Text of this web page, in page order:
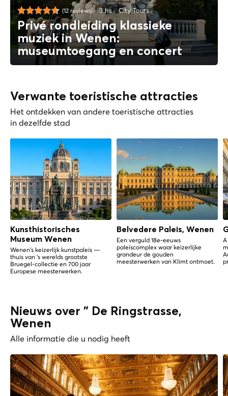
(12 reviews) 3 hs City Tours
Privé rondleiding klassieke
muziek in Wenen:
museumtoegang en concert
Verwante toeristische attracties
Het ontdekken van andere toeristische attracties
in dezelfde stad
Kunsthistorisches
Museum Wenen
Wenen's keizerlijk kunstpaleis —
thuis van 's werelds grootste
Bruegel-collectie en 700 jaar
Europese meesterwerken.
Belvedere Paleis, Wenen
Een verguld 18e-eeuws
paleiscomplex waar keizerlijke
grandeur de gouden
meesterwerken van Klimt ontmoet.
Nieuws over " De Ringstrasse,
Wenen
Alle informatie die u nodig heeft